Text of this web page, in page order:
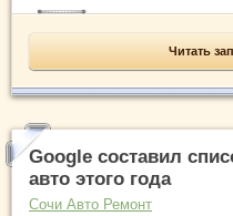
Читать
Google составил
авто этого года
Сочи Авто Ремонт